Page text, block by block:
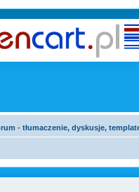
- tłumaczenie, dyskusje,